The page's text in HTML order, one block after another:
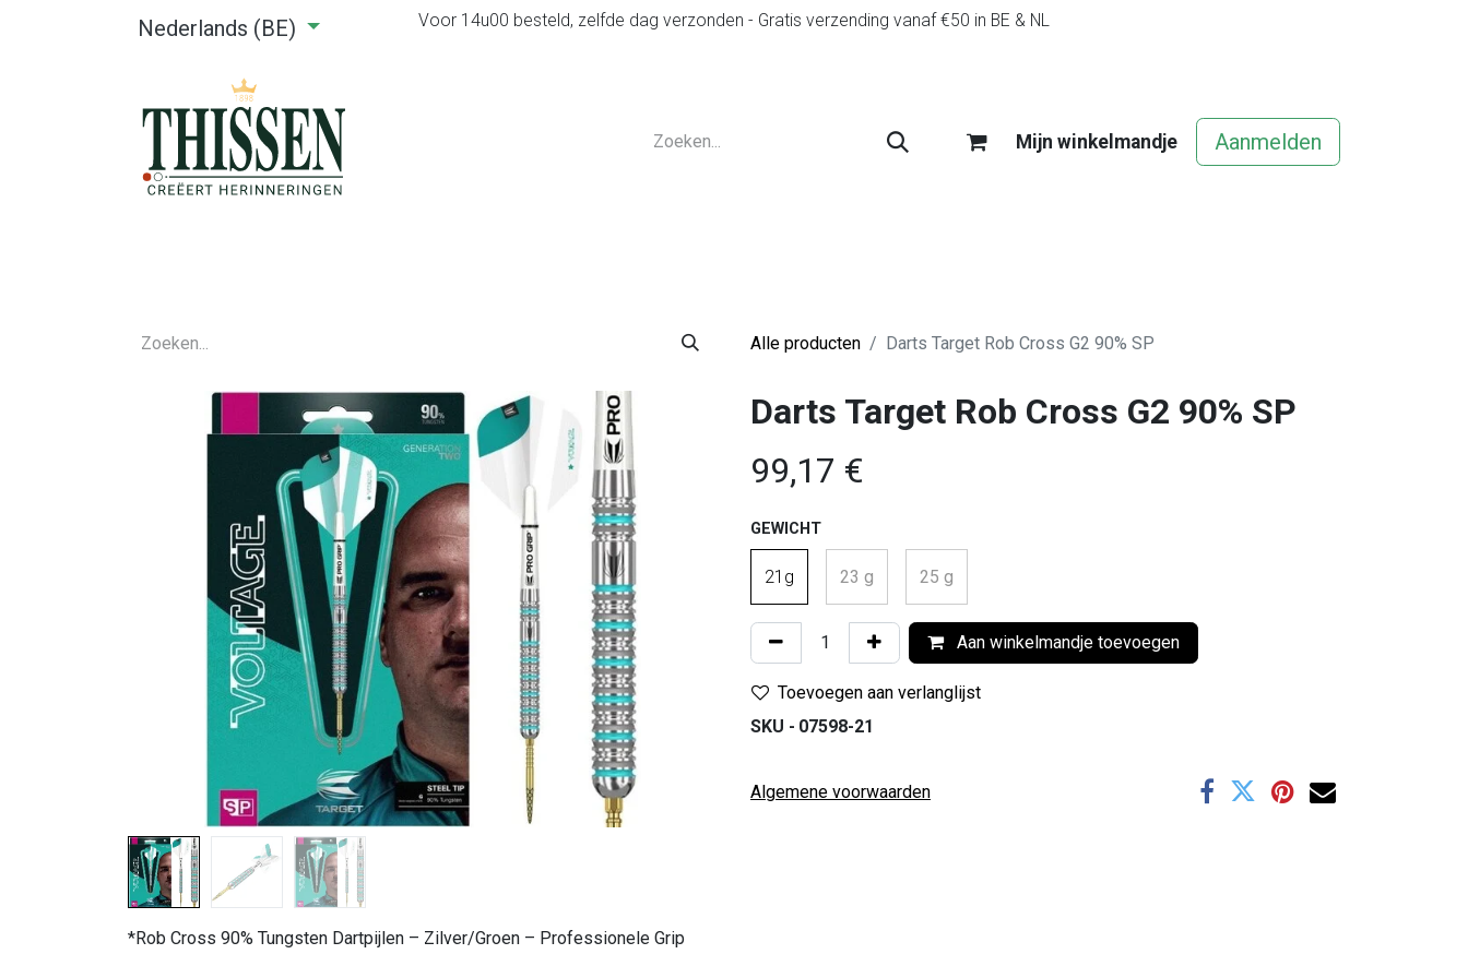
Nederlands (BE) Voor 14u00 besteld, zelfde dag verzonden - Gratis verzending vanaf €50 in BE & NL
Mijn winkelmandje Aanmelden
Alle producten Darts Target Rob Cross G2 90% SP
Darts Target Rob Cross G2 90% SP
99,17 €
GEWICHT
21g 23 g 25 g
Aan winkelmandje toevoegen
Toevoegen aan verlanglijst
SKU - 07598-21
Algemene voorwaarden
*Rob Cross 90% Tungsten Dartpijlen – Zilver/Groen – Professionele Grip